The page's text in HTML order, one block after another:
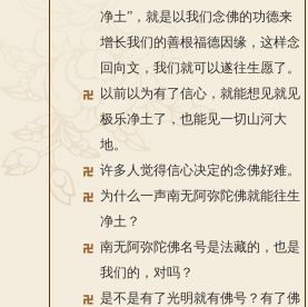
净土”，就是以我们念佛的功德来
增长我们的善根福德因缘，这样念
回向文，我们就可以遂往生愿了。
以前以为有了信心，就能想见就见
极乐净土了，也能见一切山河大
地。
许多人觉得信心决定的念佛好难。
为什么一声南无阿弥陀佛就能往生
净土？
南无阿弥陀佛名号是法藏的，也是
我们的，对吗？
是不是有了光明就有佛号？有了佛